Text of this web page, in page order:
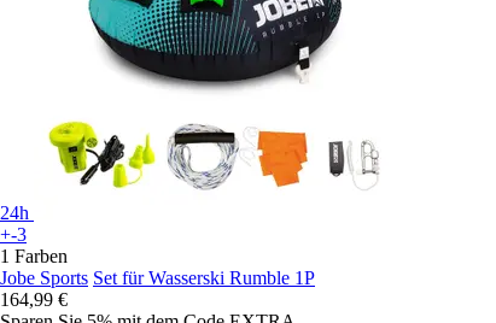
24h
+-3
1 Farben
Jobe Sports Set für Wasserski Rumble 1P
164,99 €